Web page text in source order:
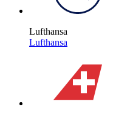
Lufthansa
Lufthansa